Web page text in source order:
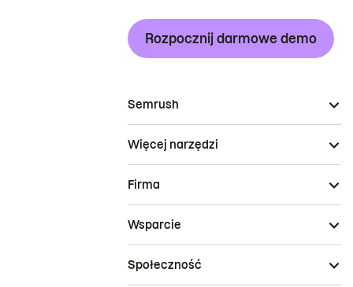
Rozpocznij darmowe demo
Semrush
Więcej narzędzi
Firma
Wsparcie
Społeczność